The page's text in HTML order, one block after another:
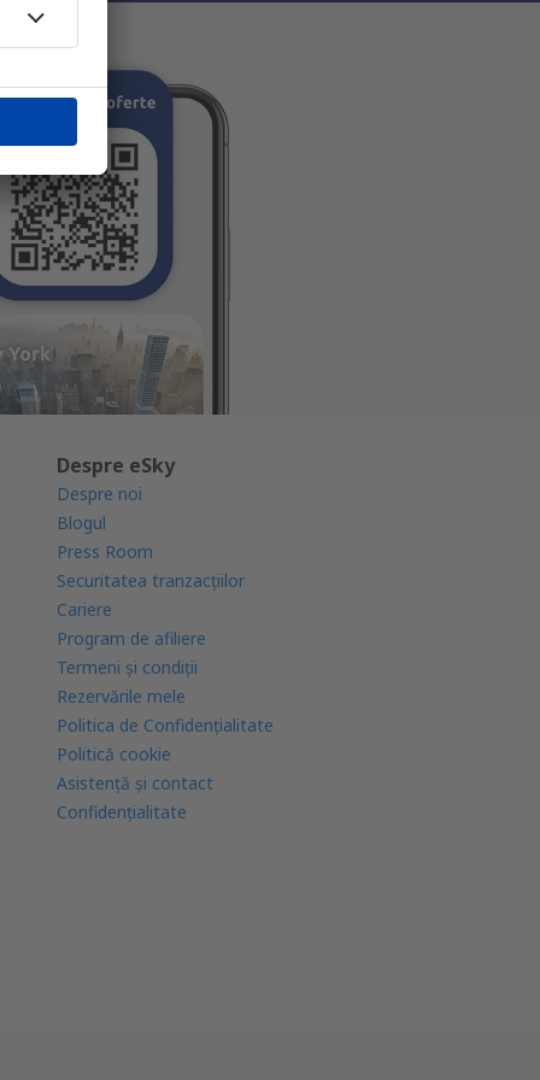
Despre eSky
Despre noi
Blogul
Press Room
Securitatea tranzacţiilor
Cariere
Program de afiliere
Termeni şi condiţii
Rezervările mele
Politica de Confidențialitate
Politică cookie
Asistenţă şi contact
Confidențialitate